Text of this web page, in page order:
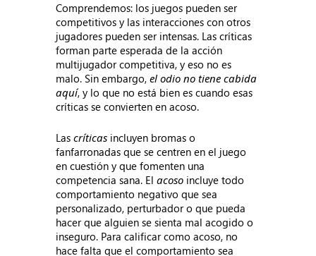
Comprendemos: los juegos pueden ser
competitivos y las interacciones con otros
jugadores pueden ser intensas. Las críticas
forman parte esperada de la acción
multijugador competitiva, y eso no es
malo. Sin embargo,el odio no tiene cabida
aquí, y lo que no está bien es cuando esas
críticas se convierten en acoso.
Lascríticas incluyen bromas o
fanfarronadas que se centren en el juego
en cuestión y que fomenten una
competencia sana. Elacoso incluye todo
comportamiento negativo que sea
personalizado, perturbador o que pueda
hacer que alguien se sienta mal acogido o
inseguro. Para calificar como acoso, no
hace falta que el comportamiento sea